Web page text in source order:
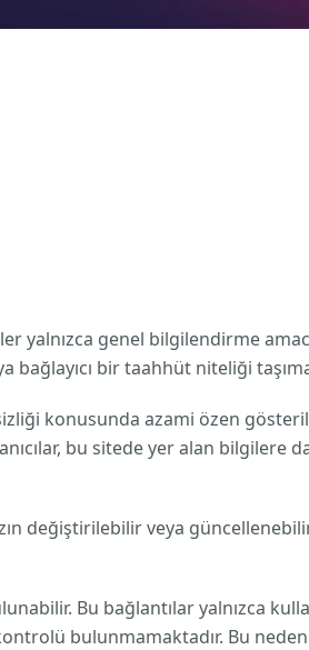
yalnızca genel bilgilendirme
bir taahhüt niteliği
konusunda azami özen
bu sitede yer alan
değiştirilebilir veya
Bu bağlantılar yalnızca
bulunmamaktadır. Bu